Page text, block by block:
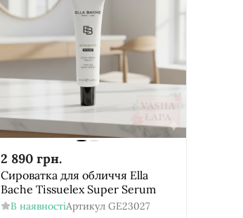
2 890 грн.
Сироватка для обличчя Ella
Bache Tissuelex Super Serum
В наявностіАртикул GE23027